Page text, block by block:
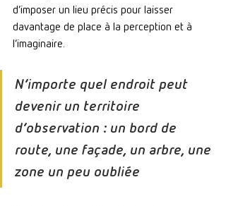
d’imposer un lieu précis pour laisser
davantage de place à la perception et à
l’imaginaire.
N’importe quel endroit peut
devenir un territoire
d’observation : un bord de
route, une façade, un arbre, une
zone un peu oubliée